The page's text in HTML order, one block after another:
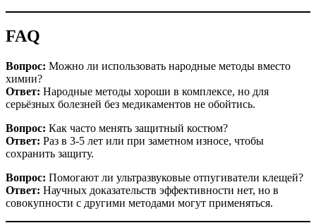
FAQ
Вопрос: Можно ли использовать народные методы вместо
химии?
Ответ: Народные методы хороши в комплексе, но для
серьёзных болезней без медикаментов не обойтись.
Вопрос: Как часто менять защитный костюм?
Ответ: Раз в 3-5 лет или при заметном износе, чтобы
сохранить защиту.
Вопрос: Помогают ли ультразвуковые отпугиватели клещей?
Ответ: Научных доказательств эффективности нет, но в
совокупности с другими методами могут применяться.